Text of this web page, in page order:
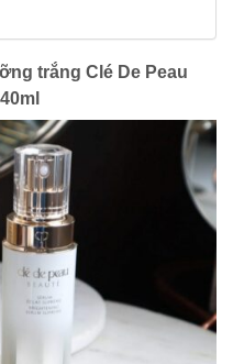
trắng Clé De Peau